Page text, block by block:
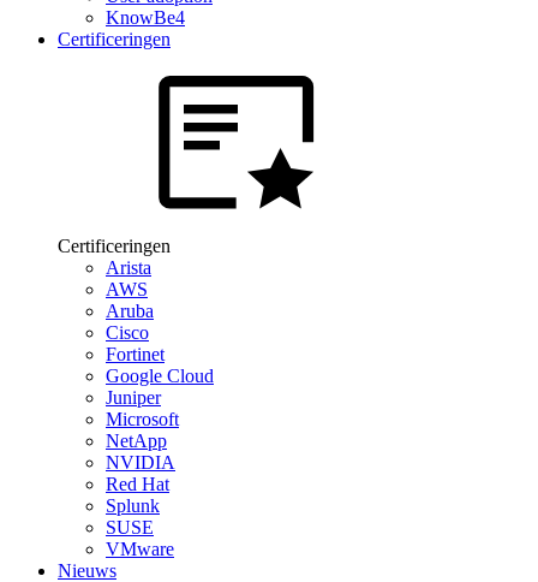
KnowBe4
Certificeringen
Certificeringen
Arista
AWS
Aruba
Cisco
Fortinet
Google Cloud
Juniper
Microsoft
NetApp
NVIDIA
Red Hat
Splunk
SUSE
VMware
Nieuws